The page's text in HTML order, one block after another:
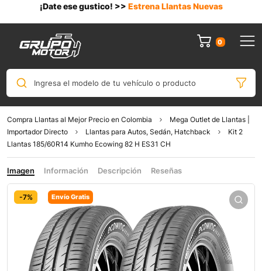
¡Date ese gustico! >> Estrena Llantas Nuevas
0
Ingresa el modelo de tu vehículo o producto
Compra Llantas al Mejor Precio en Colombia
Mega Outlet de Llantas |
Importador Directo
Llantas para Autos, Sedán, Hatchback
Kit 2
Llantas 185/60R14 Kumho Ecowing 82 H ES31 CH
Imagen Información Descripción Reseñas
-7% Envío Gratis